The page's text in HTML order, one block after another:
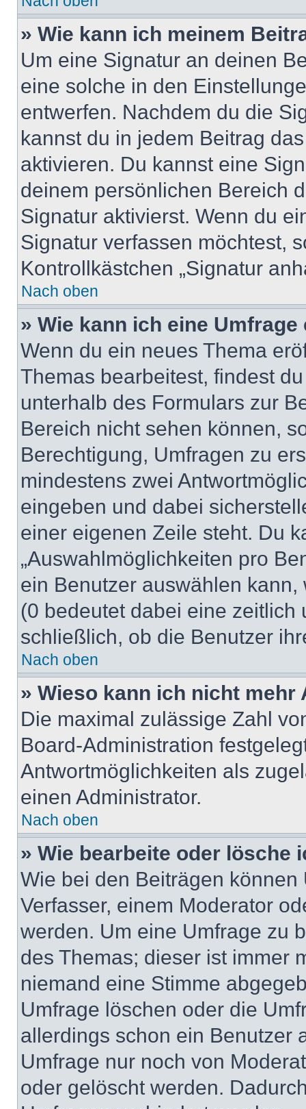
» Wie kann ich meinem
Um eine Signatur an deinen
eine solche in den
entwerfen. Nachdem du die
kannst du in jedem Beitrag
aktivieren. Du kannst eine
deinem persönlichen Bereich
Signatur aktivierst. Wenn du
Signatur verfassen möchtest,
Kontrollkästchen „Signatur
Nach oben
» Wie kann ich eine
Wenn du ein neues Thema
Themas bearbeitest, findest
unterhalb des Formulars zur
Bereich nicht sehen können,
Berechtigung, Umfragen zu
mindestens zwei
eingeben und dabei
einer eigenen Zeile steht. Du
„Auswahlmöglichkeiten pro
ein Benutzer auswählen
(0 bedeutet dabei eine
schließlich, ob die Benutzer
Nach oben
» Wieso kann ich nicht
Die maximal zulässige Zahl
Board-Administration
Antwortmöglichkeiten als
einen Administrator.
Nach oben
» Wie bearbeite oder lösche
Wie bei den Beiträgen
Verfasser, einem Moderator
werden. Um eine Umfrage zu
des Themas; dieser ist immer
niemand eine Stimme
Umfrage löschen oder die
allerdings schon ein Benutzer
Umfrage nur noch von
oder gelöscht werden.